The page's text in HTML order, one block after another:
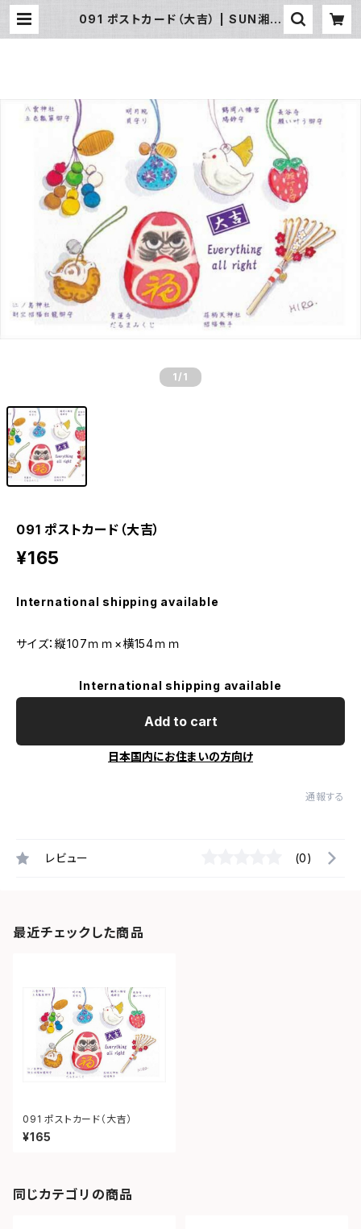
091 ポストカード（大吉） | SUN湘南
1 /1
091 ポストカード（大吉）
¥165
International shipping available
サイズ：縦107ｍｍ×横154ｍｍ
International shipping available
Add to cart
日本国内にお住まいの方向け
通報する
レビュー (0)
最近チェックした商品
091 ポストカード（大吉）
¥165
同じカテゴリの商品